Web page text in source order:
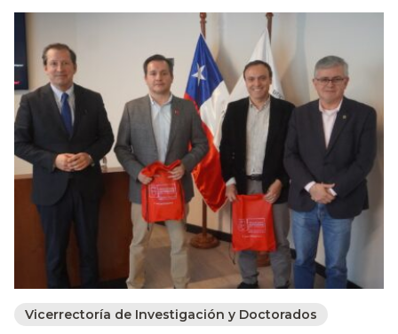
Vicerrectoría de Investigación y Doctorados